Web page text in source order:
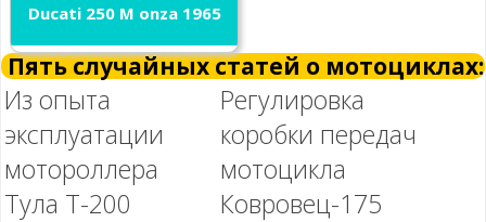
Ducati 250 M onza 1965
Пять случайных статей о мотоциклах:
Из опыта
эксплуатации
мотороллера
Тула Т-200
Регулировка
коробки передач
мотоцикла
Ковровец-175